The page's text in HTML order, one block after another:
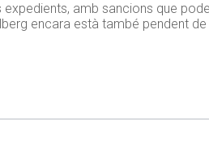
expedients, amb sancions que
encara està també pendent